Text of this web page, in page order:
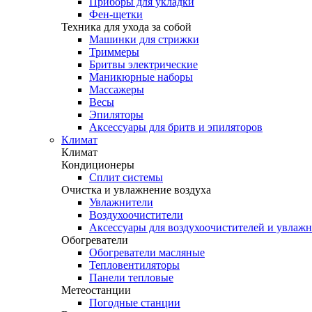
Фен-щетки
Техника для ухода за собой
Машинки для стрижки
Триммеры
Бритвы электрические
Маникюрные наборы
Массажеры
Весы
Эпиляторы
Аксессуары для бритв и эпиляторов
Климат
Климат
Кондиционеры
Сплит системы
Очистка и увлажнение воздуха
Увлажнители
Воздухоочистители
Аксессуары для воздухоочистителей и
Обогреватели
Обогреватели масляные
Тепловентиляторы
Панели тепловые
Метеостанции
Погодные станции